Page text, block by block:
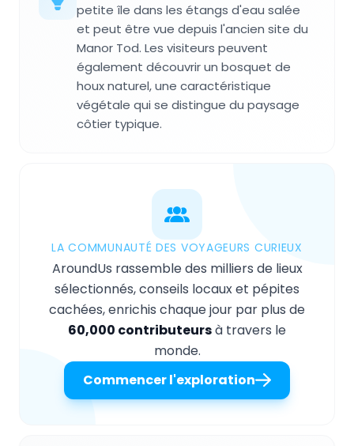
petite île dans les étangs d'eau salée
et peut être vue depuis l'ancien site du
Manor Tod. Les visiteurs peuvent
également découvrir un bosquet de
houx naturel, une caractéristique
végétale qui se distingue du paysage
côtier typique.
LA COMMUNAUTÉ DES VOYAGEURS CURIEUX
AroundUs rassemble des milliers de lieux
sélectionnés, conseils locaux et pépites
cachées, enrichis chaque jour par plus de
60,000 contributeursà travers le
monde.
Commencer l'exploration